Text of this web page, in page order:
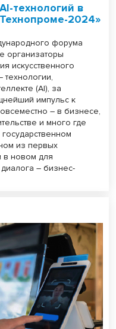
технологий в
2024»
форума
организаторы
искусственного
технологии,
(AI), за
импульс к
– в бизнесе,
и много где
из первых
новом для
– бизнес-